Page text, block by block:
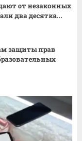
от незаконных
два десятка...
защиты прав